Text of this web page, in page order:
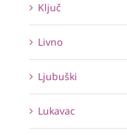
Ključ
Livno
Ljubuški
Lukavac